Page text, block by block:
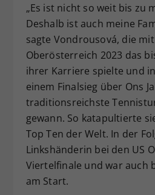
„Es ist nicht so weit bis zu
Deshalb ist auch meine
sagte Vondrousová, die
Oberösterreich 2023 das
ihrer Karriere spielte und
einem Finalsieg über Ons
traditionsreichste
gewann. So katapultierte
Top Ten der Welt. In der
Linkshänderin bei den US
Viertelfinale und war auch
am Start.